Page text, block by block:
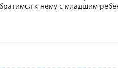
к нему с младшим